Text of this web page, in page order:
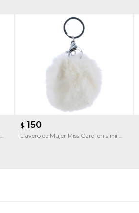
$ 150
Llavero de Mujer Miss Carol en simil